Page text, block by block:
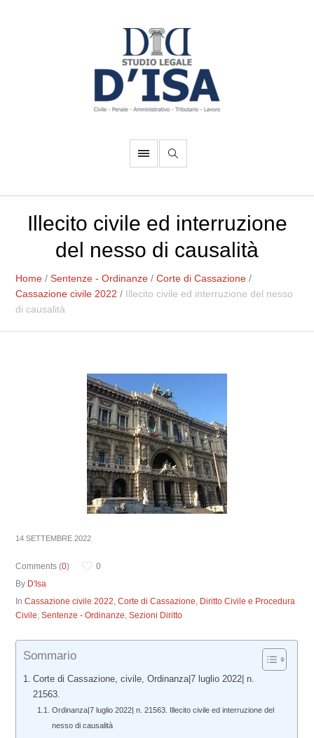
Illecito civile ed interruzione
del nesso di causalità
Home /Sentenze - Ordinanze /Corte di Cassazione /
Cassazione civile 2022 / Illecito civile ed interruzione del nesso
di causalità
14 SETTEMBRE 2022
Comments (0)
0
By D'Isa
InCassazione civile 2022,Corte di Cassazione, Diritto Civile e Procedura
Civile,Sentenze - Ordinanze,Sezioni Diritto
Sommario
Corte di Cassazione, civile, Ordinanza|7 luglio 2022| n.
21563.
Ordinanza|7 luglio 2022| n. 21563. Illecito civile ed interruzione del
nesso di causalità